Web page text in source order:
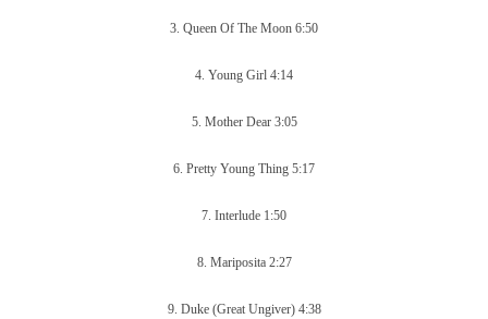
3. Queen Of The Moon 6:50
4. Young Girl 4:14
5. Mother Dear 3:05
6. Pretty Young Thing 5:17
7. Interlude 1:50
8. Mariposita 2:27
9. Duke (Great Ungiver) 4:38